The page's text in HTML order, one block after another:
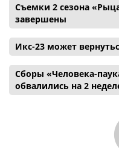
Съемки 2 сезона
завершены
Икс-23 может
Сборы «Человека-
обвалились на 2